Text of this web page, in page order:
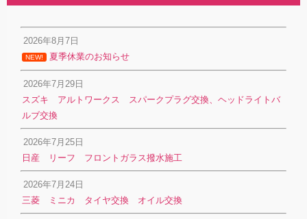
2026年8月7日
NEW! 夏季休業のお知らせ
2026年7月29日
スズキ アルトワークス スパークプラグ交換、ヘッドライトバ
ルブ交換
2026年7月25日
日産 リーフ フロントガラス撥水施工
2026年7月24日
三菱 ミニカ タイヤ交換 オイル交換